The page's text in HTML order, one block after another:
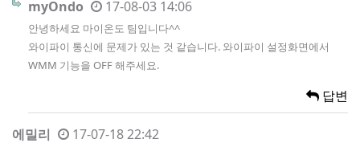
myOndo 17-08-03 14:06
안녕하세요 마이온도 팀입니다^^
와이파이 통신에 문제가 있는 것 같습니다. 와이파이 설정화면에서
WMM 기능을 OFF 해주세요.
답변
에밀리 17-07-18 22:42